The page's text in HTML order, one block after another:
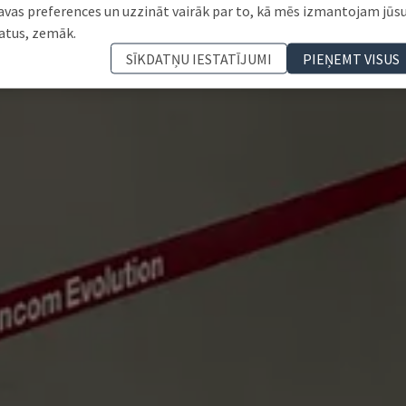
preferences un uzzināt vairāk par to, kā mēs izmantojam
zemāk.
SĪKDATŅU IESTATĪJUMI
PIEŅEMT VISUS